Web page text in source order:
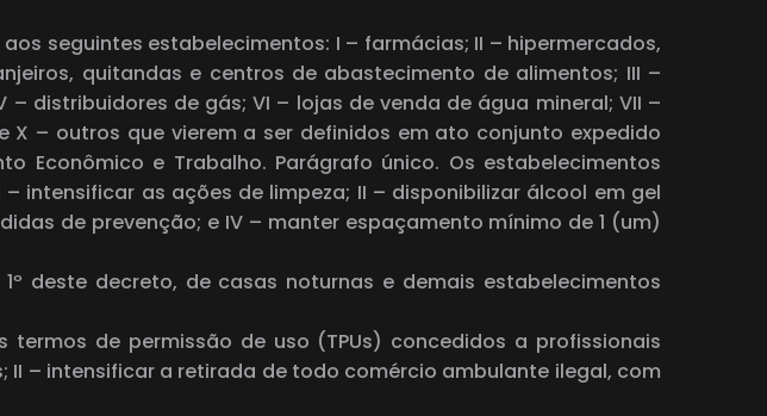
seguintes estabelecimentos: I – farmácias; II – hipermercados,
quitandas e centros de abastecimento de alimentos; III –
distribuidores de gás; VI – lojas de venda de água mineral; VII –
– outros que vierem a ser definidos em ato conjunto expedido
Econômico e Trabalho. Parágrafo único. Os estabelecimentos
intensificar as ações de limpeza; II – disponibilizar álcool em gel
de prevenção; e IV – manter espaçamento mínimo de 1 (um)
deste decreto, de casas noturnas e demais estabelecimentos
de permissão de uso (TPUs) concedidos a profissionais
– intensificar a retirada de todo comércio ambulante ilegal, com